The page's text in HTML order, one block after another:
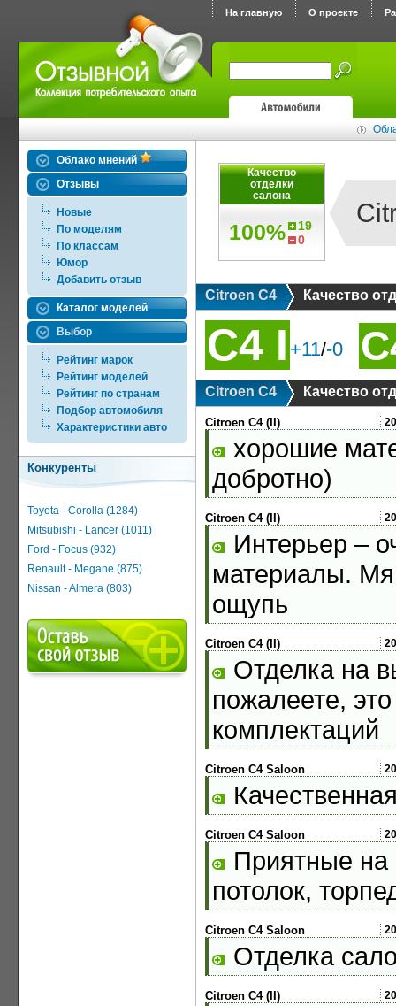
На главную О проекте
Облако мнений
Отзывы
Новые
По моделям
По классам
Юмор
Добавить отзыв
Каталог моделей
Выбор
Рейтинг марок
Рейтинг моделей
Рейтинг по странам
Подбор автомобиля
Характеристики авто
Конкуренты
Toyota - Corolla (1284)
Mitsubishi - Lancer (1011)
Ford - Focus (932)
Renault - Megane (875)
Nissan - Almera (803)
Качество
отделки
салона
100%
19
0
Citroen C4 Качество
C4 I +11/-0
Citroen C4 Качество
Citroen C4 (II)
хорошие
добротно)
Citroen C4 (II)
Интерьер –
материалы.
ощупь
Citroen C4 (II)
Отделка на
пожалеете,
комплектаций
Citroen C4 Saloon
Citroen C4 Saloon
Приятные на
потолок,
Citroen C4 Saloon
Отделка
Citroen C4 (II)